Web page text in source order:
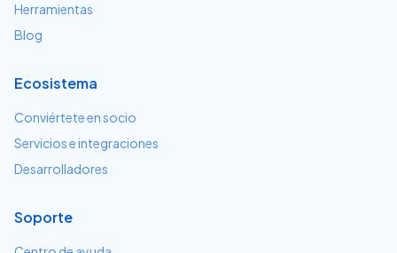
Herramientas
Blog
Ecosistema
Conviértete en socio
Servicios e integraciones
Desarrolladores
Soporte